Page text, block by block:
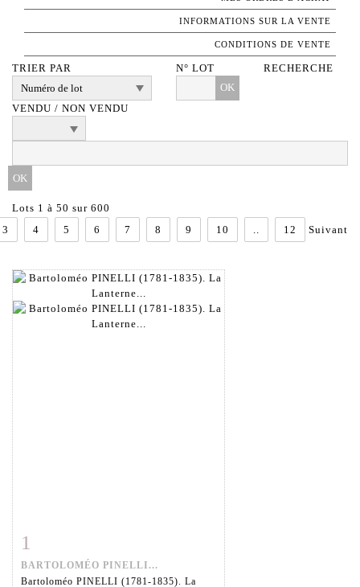
INFORMATIONS SUR LA VENTE
CONDITIONS DE VENTE
TRIER PAR
N° LOT
OK
VENDU / NON VENDU
RECHERCHE
Lots 1 à 50 sur 600
3
4 5 6 7 8 9 10 .. 12 Suivant
1
BARTOLOMÉO PINELLI...
Bartoloméo PINELLI (1781-1835). La